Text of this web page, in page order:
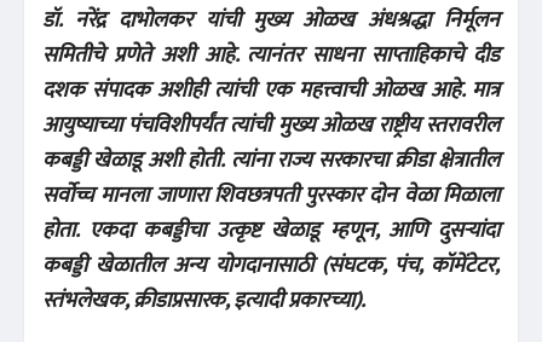
डॉ. नरेंद्र दाभोलकर यांची मुख्य ओळख अंधश्रद्धा निर्मूलन
समितीचे प्रणेते अशी आहे. त्यानंतर साधना साप्ताहिकाचे दीड
दशक संपादक अशीही त्यांची एक महत्त्वाची ओळख आहे. मात्र
आयुष्याच्या पंचविशीपर्यंत त्यांची मुख्य ओळख राष्ट्रीय स्तरावरील
कबड्डी खेळाडू अशी होती. त्यांना राज्य सरकारचा क्रीडा क्षेत्रातील
सर्वोच्च मानला जाणारा शिवछत्रपती पुरस्कार दोन वेळा मिळाला
होता. एकदा कबड्डीचा उत्कृष्ट खेळाडू म्हणून, आणि दुसऱ्यांदा
कबड्डी खेळातील अन्य योगदानासाठी (संघटक, पंच, कॉमेंटेटर,
स्तंभलेखक, क्रीडाप्रसारक, इत्यादी प्रकारच्या).